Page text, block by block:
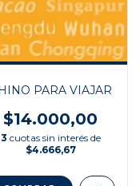
PARA VIAJAR
$14.000,00
3 cuotas sin interés de
$4.666,67